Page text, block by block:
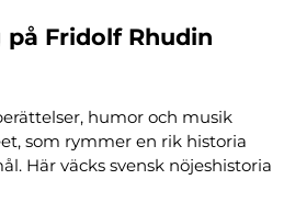
på Fridolf Rhudin
humor och musik
som rymmer en rik historia
Här väcks svensk nöjeshistoria